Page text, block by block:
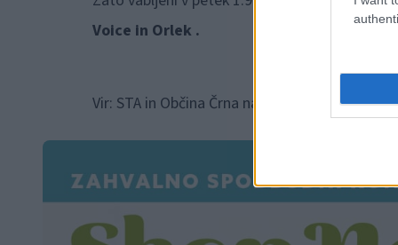
Voice in Orlek .
Vir: STA in Občina Črna na Koroškem